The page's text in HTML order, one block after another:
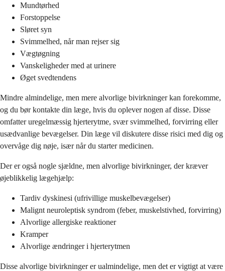
Mundtørhed
Forstoppelse
Sløret syn
Svimmelhed, når man rejser sig
Vægtøgning
Vanskeligheder med at urinere
Øget svedtendens
Mindre almindelige, men mere alvorlige bivirkninger kan forekomme,
og du bør kontakte din læge, hvis du oplever nogen af disse. Disse
omfatter uregelmæssig hjerterytme, svær svimmelhed, forvirring eller
usædvanlige bevægelser. Din læge vil diskutere disse risici med dig og
overvåge dig nøje, især når du starter medicinen.
Der er også nogle sjældne, men alvorlige bivirkninger, der kræver
øjeblikkelig lægehjælp:
Tardiv dyskinesi (ufrivillige muskelbevægelser)
Malignt neuroleptisk syndrom (feber, muskelstivhed, forvirring)
Alvorlige allergiske reaktioner
Kramper
Alvorlige ændringer i hjerterytmen
Disse alvorlige bivirkninger er ualmindelige, men det er vigtigt at være